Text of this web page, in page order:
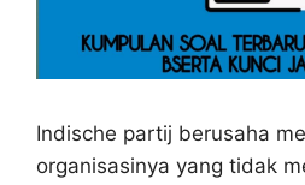
Indische partij berusaha
organisasinya yang tidak